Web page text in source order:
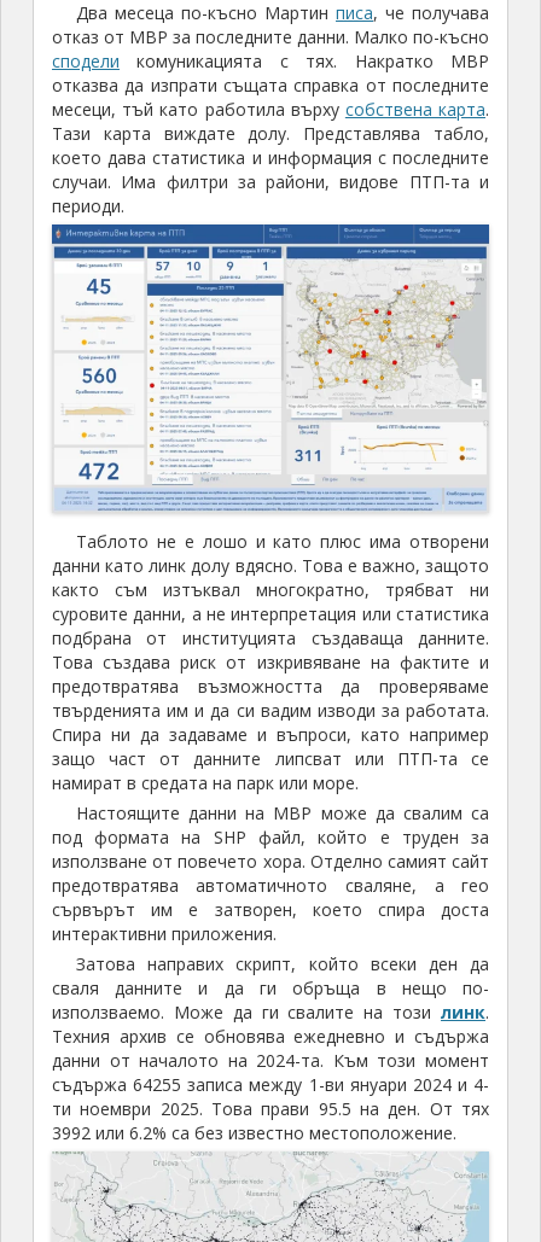
Два месеца по-късно Мартинписа, че получава
отказ от МВР за последните данни. Малко по-късно
сподели комуникацията с тях. Накратко МВР
отказва да изпрати същата справка от последните
месеци, тъй като работила върху собствена карта.
Тази карта виждате долу. Представлява табло,
което дава статистика и информация с последните
случаи. Има филтри за райони, видове ПТП-та и
периоди.
Таблото не е лошо и като плюс има отворени
данни като линк долу вдясно. Това е важно, защото
както съм изтъквал многократно, трябват ни
суровите данни, а не интерпретация или статистика
подбрана от институцията създаваща данните.
Това създава риск от изкривяване на фактите и
предотвратява възможността да проверяваме
твърденията им и да си вадим изводи за работата.
Спира ни да задаваме и въпроси, като например
защо част от данните липсват или ПТП-та се
намират в средата на парк или море.
Настоящите данни на МВР може да свалим са
под формата на SHP файл, който е труден за
използване от повечето хора. Отделно самият сайт
предотвратява автоматичното сваляне, а гео
сървърът им е затворен, което спира доста
интерактивни приложения.
Затова направих скрипт, който всеки ден да
сваля данните и да ги обръща в нещо по-
използваемо. Може да ги свалите на тозилинк.
Техния архив се обновява ежедневно и съдържа
данни от началото на 2024-та. Към този момент
съдържа 64255 записа между 1-ви януари 2024 и 4-
ти ноември 2025. Това прави 95.5 на ден. От тях
3992 или 6.2% са без известно местоположение.